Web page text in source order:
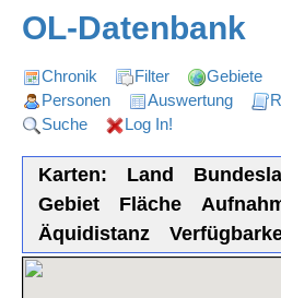
OL-Datenbank
Chronik Filter Gebiete
Personen
Auswertung
Suche
Log In!
Karten: Land
Gebiet
Fläche
Äquidistanz